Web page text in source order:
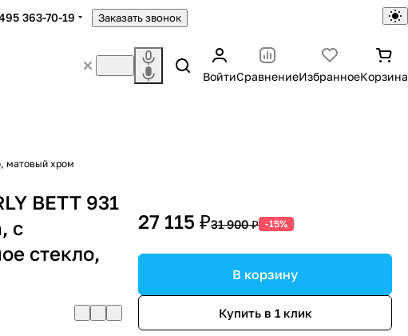
363-70-19 Заказать звонок
ВойтиСравнениеИзбранноеКорзина
матовый хром
BETT 931
с
стекло,
27 115 ₽31 900 ₽ -15%
В корзину
Купить в 1 клик